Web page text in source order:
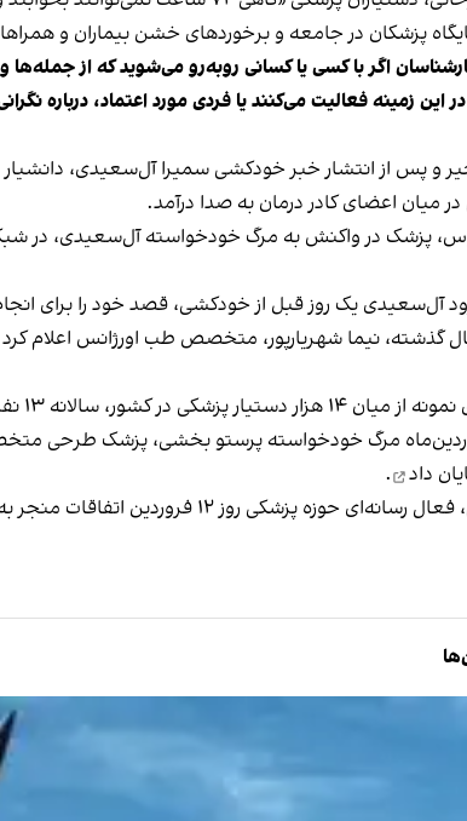
پزشکان در جامعه و برخوردهای خشن بیماران و
اگر با کسی یا کسانی روبه‌رو می‌شوید که از جمله‌ها
و پس از انتشار خبر خودکشی سمیرا آل‌سعیدی، دانشیار
در میان اعضای کادر درمان به صدا درآمد.
پزشک در واکنش به مرگ خودخواسته آل‌سعیدی، در
آل‌سعیدی یک روز قبل از خودکشی، قصد خود را برای
سالانه ۱۳ نفر به طور میانگین دست به خودکشی می‌زنند.
مرگ خودخواسته پرستو بخشی، پزشک طرحی متخصص قلب منجر
داد
.
پزشکی روز ۱۲ فروردین اتفاقات منجر به خودکشی این پزشک را نمونه‌ای از